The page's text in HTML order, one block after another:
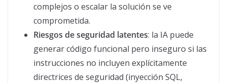
complejos o escalar la solución se ve
comprometida.
Riesgos de seguridad latentes: la IA puede
generar código funcional pero inseguro si las
instrucciones no incluyen explícitamente
directrices de seguridad (inyección SQL,